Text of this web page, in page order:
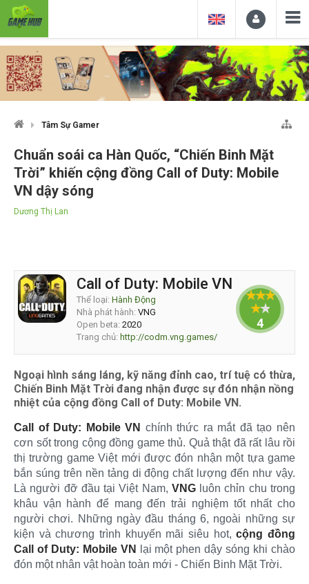
Tâm Sự Gamer
Chuẩn soái ca Hàn Quốc, “Chiến Binh Mặt
Trời” khiến cộng đồng Call of Duty: Mobile
VN dậy sóng
Dương Thị Lan
Call of Duty: Mobile VN
Thể loại: Hành Động
Nhà phát hành: VNG
Open beta: 2020
Trang chủ: http://codm.vng.games/
4
Ngoại hình sáng láng, kỹ năng đỉnh cao, trí tuệ có thừa,
Chiến Binh Mặt Trời đang nhận được sự đón nhận nồng
nhiệt của cộng đồng Call of Duty: Mobile VN.
Call of Duty: Mobile VN chính thức ra mắt đã tạo nên
cơn sốt trong cộng đồng game thủ. Quả thật đã rất lâu rồi
thị trường game Việt mới được đón nhận một tựa game
bắn súng trên nền tảng di động chất lượng đến như vậy.
Là người đỡ đầu tại Việt Nam, VNGluôn chỉn chu trong
khâu vận hành để mang đến trải nghiệm tốt nhất cho
người chơi. Những ngày đầu tháng 6, ngoài những sự
kiện và chương trình khuyến mãi siêu hot,cộng đồng
Call of Duty: Mobile VN
lại một phen dậy sóng khi chào
đón một nhân vật hoàn toàn mới - Chiến Binh Mặt Trời.